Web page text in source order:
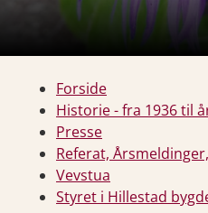
Forside
Historie - fra 1936 til
Presse
Referat,
Vevstua
Styret i Hillestad